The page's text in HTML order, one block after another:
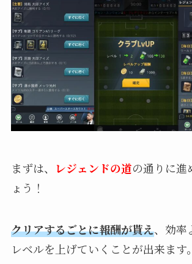
まずは、 レジェンドの道の通りに進
ょう！
クリアするごとに報酬が貰え、効率
レベルを上げていくことが出来ます。